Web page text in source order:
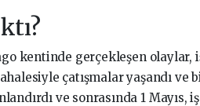
kentinde gerçekleşen
çatışmalar yaşandı ve
ve sonrasında 1 Mayıs,